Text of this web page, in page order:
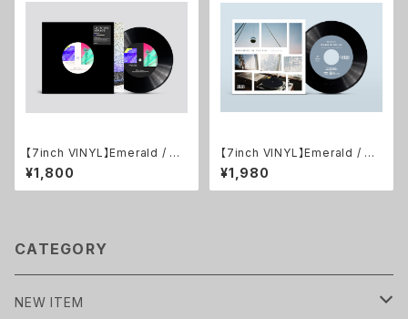
【7inch VINYL】Emerald / UP
TO YOU・MIRAGE
¥1,800
【7inch VINYL】Emerald / ゆ
らめき IN THE AIR ・黎明 x フ
ルコトブミ
¥1,980
CATEGORY
NEW ITEM